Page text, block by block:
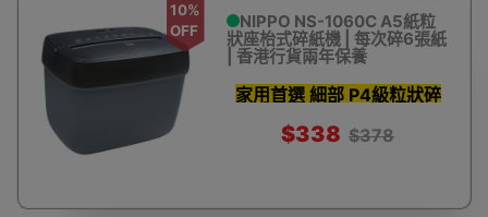
10%
OFF
NIPPO NS-1060C A5紙粒
狀座枱式碎紙機 | 每次碎6張紙
| 香港行貨兩年保養
家用首選 細部 P4級粒狀碎
$338 $378